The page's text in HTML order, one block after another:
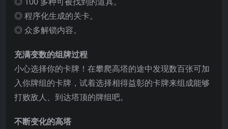
◎ 程序化生成的关卡。
◎ 众多解锁内容。
充满变数的组牌过程
小心选择你的卡牌！在攀爬高塔的途中发现数百张可加
入你牌组的卡牌，试着选择相得益彰的卡牌来组成能够
打败敌人、到达塔顶的牌组吧。
不断变化的高塔